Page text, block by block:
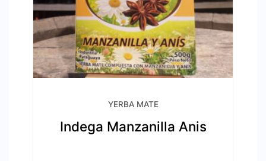
YERBA MATE
Indega Manzanilla Anis